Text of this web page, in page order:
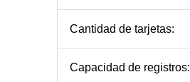
Cantidad de tarjetas:
Capacidad de registros: